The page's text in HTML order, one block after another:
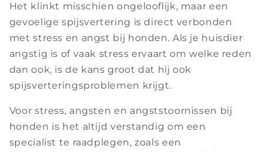
Het klinkt misschien ongelooflijk, maar een
gevoelige spijsvertering is direct verbonden
met stress en angst bij honden. Als je huisdier
angstig is of vaak stress ervaart om welke reden
dan ook, is de kans groot dat hij ook
spijsverteringsproblemen krijgt.
Voor stress, angsten en angststoornissen bij
honden is het altijd verstandig om een
specialist te raadplegen, zoals een